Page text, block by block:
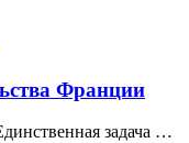
Франции
задача …